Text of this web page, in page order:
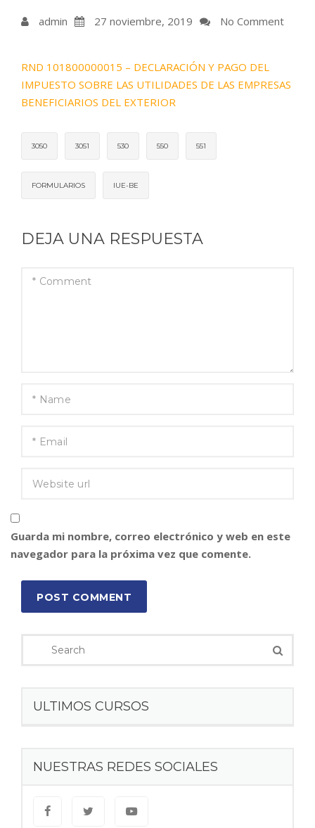
admin 27 noviembre, 2019 No Comment
RND 101800000015 – DECLARACIÓN Y PAGO DEL
IMPUESTO SOBRE LAS UTILIDADES DE LAS EMPRESAS
BENEFICIARIOS DEL EXTERIOR
3050 3051 530 550 551
FORMULARIOS IUE-BE
DEJA UNA RESPUESTA
Guarda mi nombre, correo electrónico y web en este
navegador para la próxima vez que comente.
POST COMMENT
ULTIMOS CURSOS
NUESTRAS REDES SOCIALES